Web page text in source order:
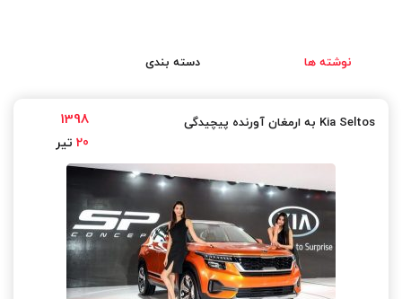
نوشته ها دسته بندی
Kia Seltos به ارمغان آورنده پیچیدگی 1398
20 تیر